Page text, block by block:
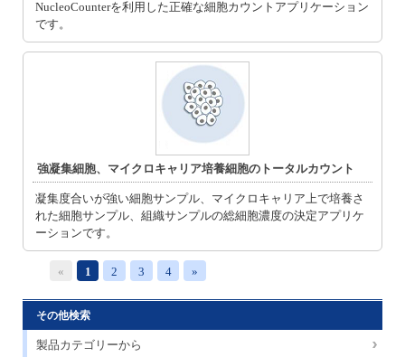
NucleoCounterを利用した正確な細胞カウントアプリケーション
です。
強凝集細胞、マイクロキャリア培養細胞のトータルカウント
凝集度合いが強い細胞サンプル、マイクロキャリア上で培養さ
れた細胞サンプル、組織サンプルの総細胞濃度の決定アプリケ
ーションです。
« 1 2 3 4 »
その他検索
製品カテゴリーから